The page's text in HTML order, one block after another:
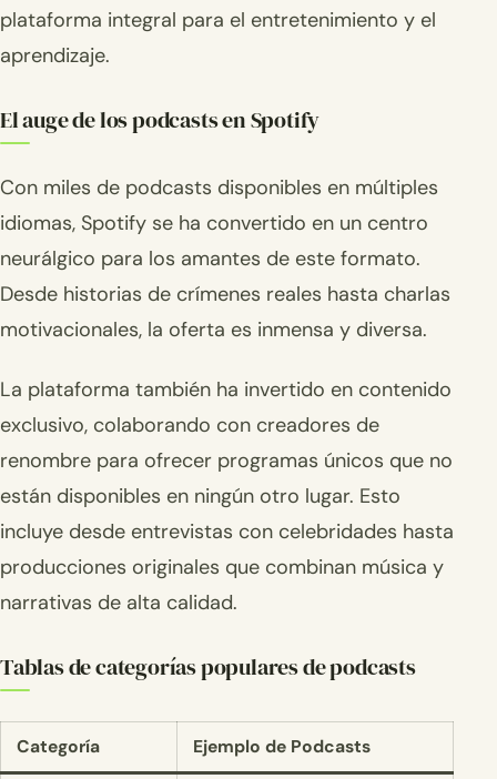
plataforma integral para el entretenimiento y el
aprendizaje.
El auge de los podcasts en Spotify
Con miles de podcasts disponibles en múltiples
idiomas, Spotify se ha convertido en un centro
neurálgico para los amantes de este formato.
Desde historias de crímenes reales hasta charlas
motivacionales, la oferta es inmensa y diversa.
La plataforma también ha invertido en contenido
exclusivo, colaborando con creadores de
renombre para ofrecer programas únicos que no
están disponibles en ningún otro lugar. Esto
incluye desde entrevistas con celebridades hasta
producciones originales que combinan música y
narrativas de alta calidad.
Tablas de categorías populares de podcasts
Categoría Ejemplo de Podcasts